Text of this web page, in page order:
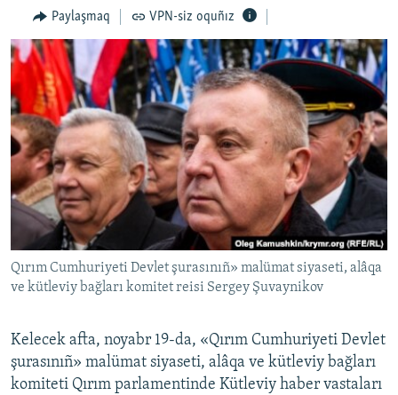
İNSAN AQLARI
VİDEO
SÜRET
BLOGLAR
FİKİR
Русский
Українською
QOŞULIÑIZ!
RFE/RS bütün saytları
Paylaşmaq VPN-siz oquñız
Qırım Cumhuriyeti Devlet şurasınıñ» malümat siyaseti, alâqa
ve kütleviy bağları komitet reisi Sergey Şuvaynikov
Kelecek afta, noyabr 19-da, «Qırım Cumhuriyeti Devlet
şurasınıñ» malümat siyaseti, alâqa ve kütleviy bağları
komiteti Qırım parlamentinde Kütleviy haber vastaları